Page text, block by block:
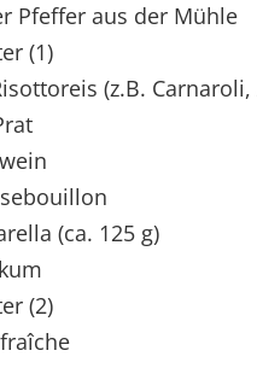
Pfeffer aus der Mühle
(1)
(z.B.
(ca. 125 g)
(2)